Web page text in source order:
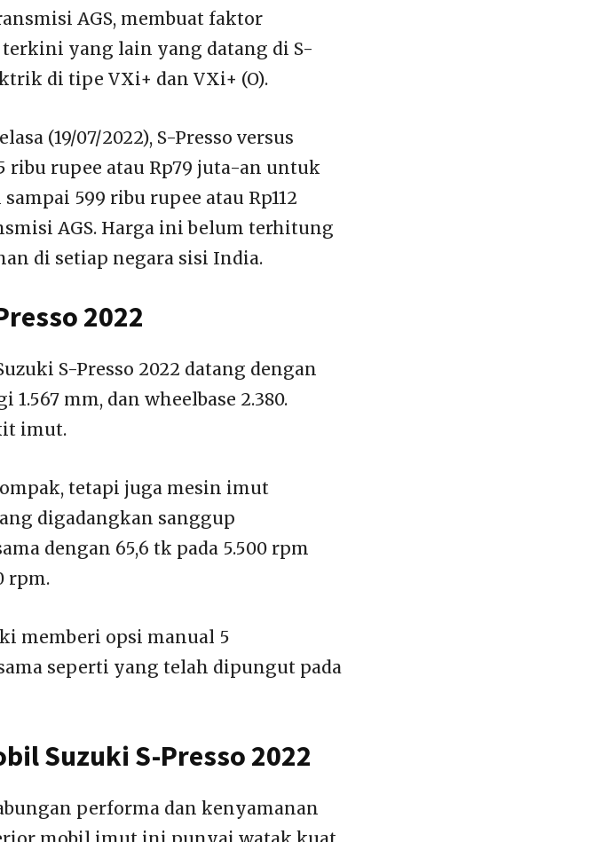
AGS, membuat faktor
yang lain yang datang di S-
di tipe VXi+ dan VXi+ (O).
(19/07/2022), S-Presso versus
rupee atau Rp79 juta-an untuk
599 ribu rupee atau Rp112
AGS. Harga ini belum terhitung
di setiap negara sisi India.
2022
S-Presso 2022 datang dengan
1.567 mm, dan wheelbase 2.380.
imut.
tetapi juga mesin imut
digadangkan sanggup
dengan 65,6 tk pada 5.500 rpm
rpm.
memberi opsi manual 5
seperti yang telah dipungut pada
Suzuki S-Presso 2022
performa dan kenyamanan